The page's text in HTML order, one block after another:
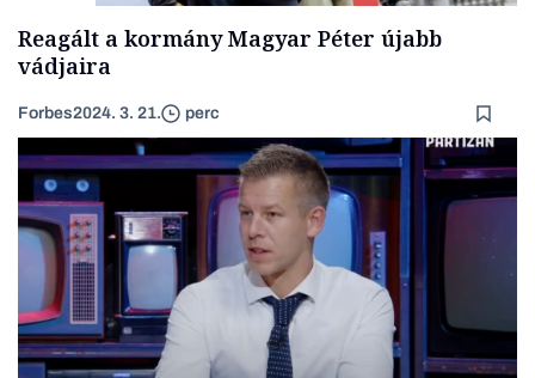
Reagált a kormány Magyar Péter újabb
vádjaira
Forbes2024. 3. 21. perc